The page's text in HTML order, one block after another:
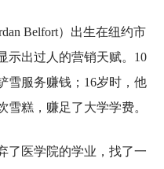
Belfort）出生在纽约市
示出过人的营销天赋。10
雪服务赚钱；16岁时，他
糕，赚足了大学学费。
了医学院的学业，找了一